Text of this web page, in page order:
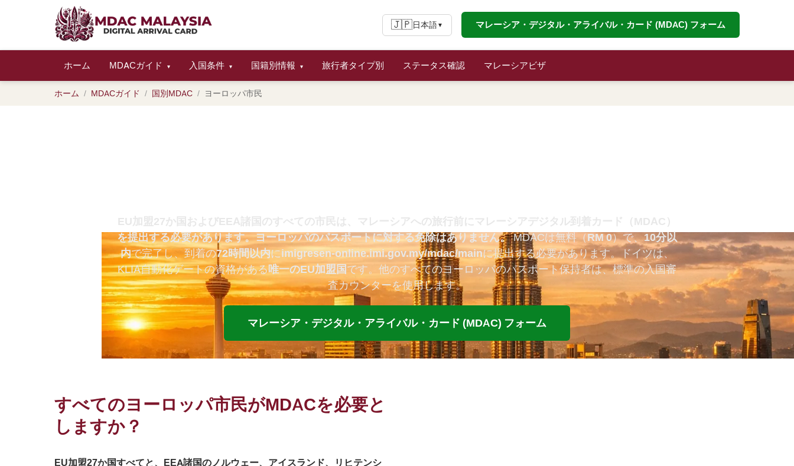
🇯🇵日本語▼ マレーシア・デジタル・アライバル・カード (MDAC) フォーム
ホーム MDACガイド ▾ 入国条件 ▾ 国籍別情報 ▾ 旅行者タイプ別 ステータス確認 マレーシアビザ
ホーム MDACガイド 国別MDAC ヨーロッパ市民
を提出する必要があります。ヨーロッパのパスポートに対する免除はありません。MDACは無料（RM 0）で、10分以
内で完了し、到着の72時間以内にimigresen-online.imi.gov.my/mdac/mainに提出する必要があります。ドイツは、
KLIA自動化ゲートの資格がある唯一のEU加盟国です。他のすべてのヨーロッパのパスポート保持者は、標準の入国審
査カウンターを使用します。
マレーシア・デジタル・アライバル・カード (MDAC) フォーム
すべてのヨーロッパ市民がMDACを必要と
しますか？
EU加盟27か国すべてと、EEA諸国のノルウェー、アイスランド、リヒテンシ